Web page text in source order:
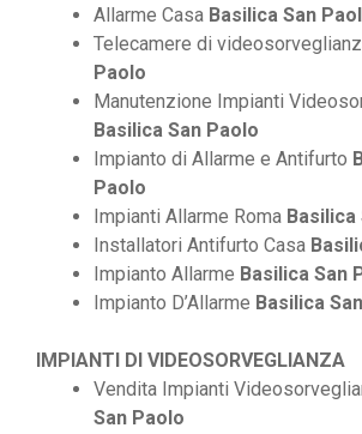
Allarme Casa Basilica San
Telecamere di
Paolo
Manutenzione Impianti
Basilica San Paolo
Impianto di Allarme e Antifurto
Paolo
Impianti Allarme Roma Basilica
Installatori Antifurto Casa
Impianto Allarme Basilica San
Impianto D’Allarme Basilica
IMPIANTI DI VIDEOSORVEGLIANZA
Vendita Impianti
San Paolo